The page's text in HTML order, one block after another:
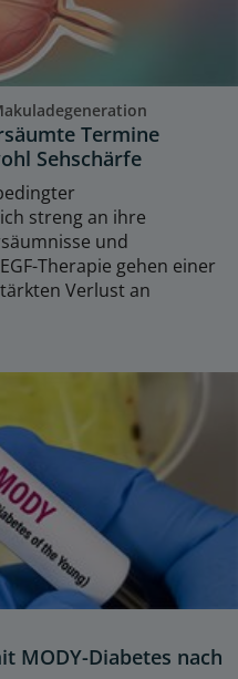
Termine
Sehschärfe
streng an ihre
und
Therapie gehen einer
Verlust an
MODY-Diabetes nach